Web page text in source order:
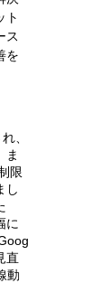
ト
ス
を
、
ま
限
し
に
直
動